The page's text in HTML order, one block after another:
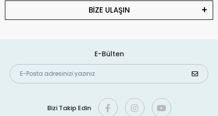
8. Yıldız Meyvesi Fidanı Nasıl Gübrelenmelidir?
11. Yıldız Meyvesi Fidanı Saksıda Yetişir mi?
12. Yıldız Meyvesi Fidanı Hangi Zararlılar ve
Hastalıklarla Karşılaşır?
13. Yıldız Meyvesi Fidanı Kışın Korunmalı mı?
BİZE ULAŞIN
E-Bülten
Bizi Takip Edin